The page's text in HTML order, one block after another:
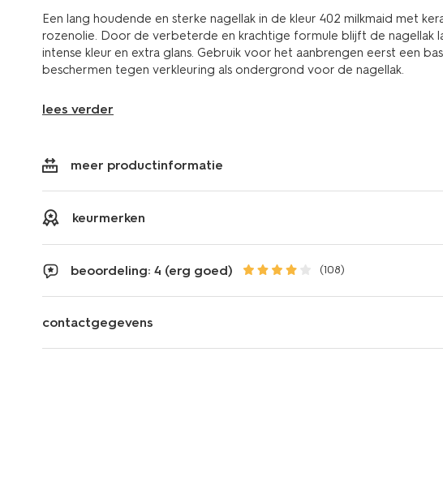
Een lang houdende en sterke nagellak in de kleur 402 milkmaid met
rozenolie. Door de verbeterde en krachtige formule blijft de nagellak
intense kleur en extra glans. Gebruik voor het aanbrengen eerst een
beschermen tegen verkleuring als ondergrond voor de nagellak.
lees verder
meer productinformatie
keurmerken
beoordeling: 4 (erg goed) (108)
contactgegevens